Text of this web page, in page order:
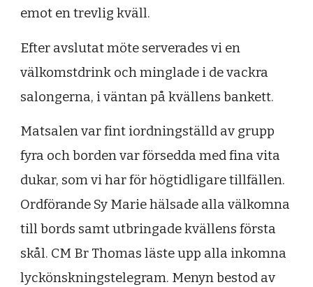
emot en trevlig kväll.
Efter avslutat möte serverades vi en
välkomstdrink och minglade i de vackra
salongerna, i väntan på kvällens bankett.
Matsalen var fint iordningställd av grupp
fyra och borden var försedda med fina vita
dukar, som vi har för högtidligare tillfällen.
Ordförande Sy Marie hälsade alla välkomna
till bords samt utbringade kvällens första
skål. CM Br Thomas läste upp alla inkomna
lyckönskningstelegram. Menyn bestod av